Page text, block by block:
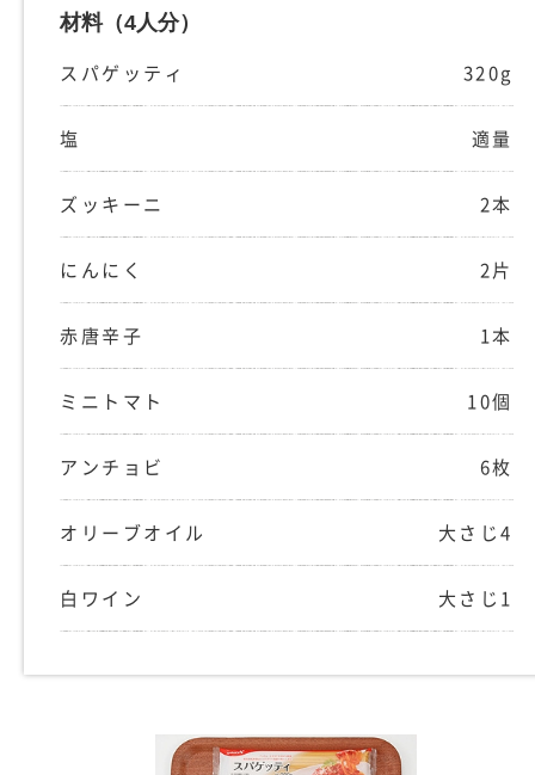
材料（4人分）
スパゲッティ 320g
塩 適量
ズッキーニ 2本
にんにく 2片
赤唐辛子 1本
ミニトマト 10個
アンチョビ 6枚
オリーブオイル 大さじ4
白ワイン 大さじ1